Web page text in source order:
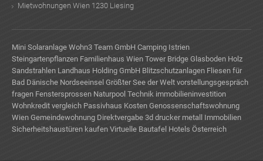
Mietwohnungen Wien 1230 Liesing
Mini Solaranlage Wohn3 Team GmbH Camping Istrien
Steingartenpflanzen Familienhaus Wien Tower Bridge Glasboden Holz
Sandstrahlen Landhaus Holding GmbH Blitzschutzanlagen Fliesen für
Bad Dänische Nordseeinsel Größter See der Welt vorstellungsgespräch
fragen Fenstersprossen Naturpool Technik immobilieninvestition
Wohnkredit vergleich Passivhaus Kosten Genossenschaftswohnung
Wien Gemeindewohnung Direktvergabe 3d drucker metall Immobilien
Sicherheitshaustüren kaufen Virtuelle Bautafel Hotels Österreich